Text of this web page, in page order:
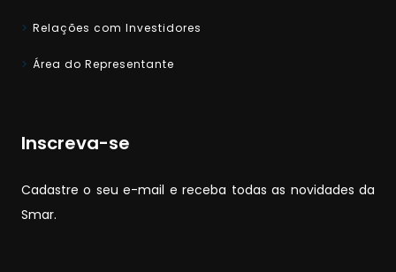
Relações com Investidores
Área do Representante
Inscreva-se
Cadastre o seu e-mail e receba todas as novidades da
Smar.